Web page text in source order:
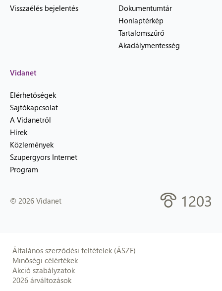
Visszaélés bejelentés
Dokumentumtár
Honlaptérkép
Tartalomszűrő
Akadálymentesség
Vidanet
Elérhetőségek
Sajtókapcsolat
A Vidanetről
Hírek
Közlemények
Szupergyors Internet
Program
© 2026 Vidanet 1203
Általános szerződési feltételek (ÁSZF)
Minőségi célértékek
Akció szabályzatok
2026 árváltozások